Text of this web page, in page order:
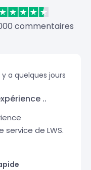
commentaires
y a quelques jours
..
de LWS.